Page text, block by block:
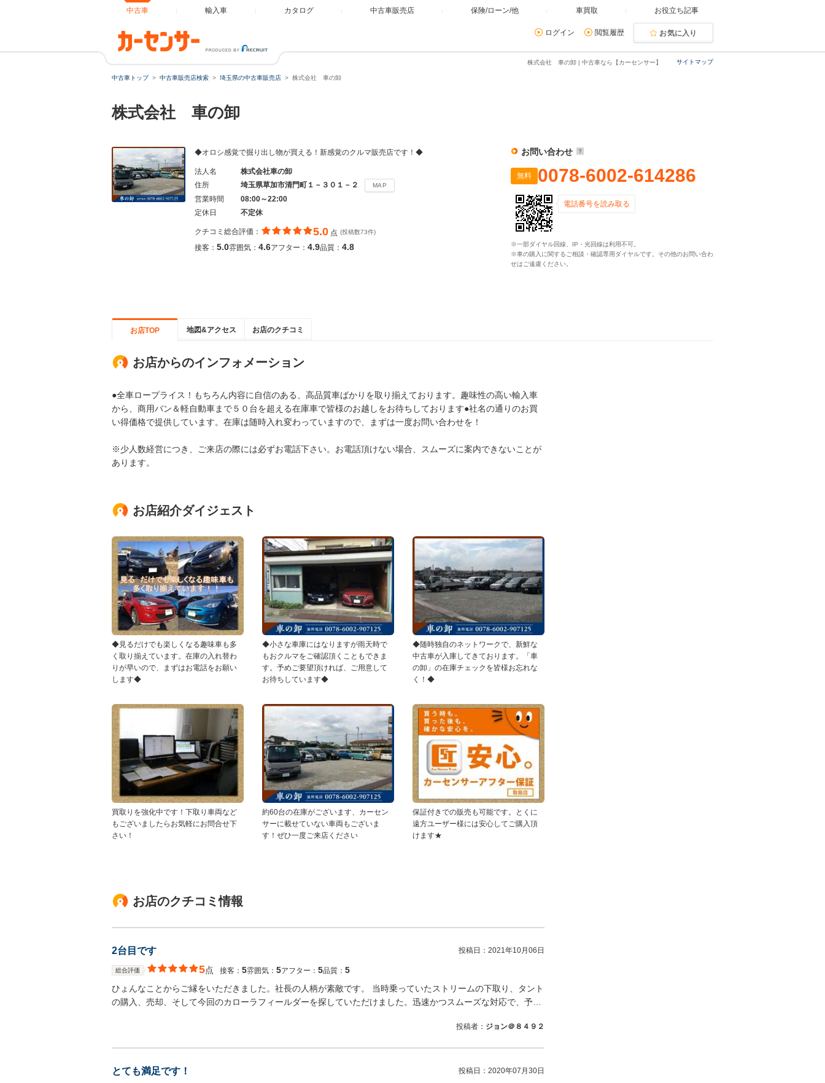
中古車 輸入車 カタログ 中古車販売店 保険/ローン/他 車買取 お役立ち記事
ログイン 閲覧履歴 お気に入り
サイトマップ
株式会社 車の卸 | 中古車なら【カーセンサー】
中古車トップ 中古車販売店検索 埼玉県の中古車販売店 株式会社 車の卸
株式会社 車の卸
◆オロシ感覚で掘り出し物が買える！新感覚のクルマ販売店です！◆
法人名
株式会社車の卸
住所
埼玉県草加市清門町１－３０１－２ MAP
営業時間
08:00～22:00
定休日
不定休
クチコミ総合評価： 5.0 点 (投稿数73件)
接客： 5.0雰囲気： 4.6アフター： 4.9品質： 4.8
お問い合わせ
無料 0078-6002-614286
電話番号を読み取る
※一部ダイヤル回線、IP・光回線は利用不可。
※車の購入に関するご相談・確認専用ダイヤルです。その他のお問い合わ
せはご遠慮ください。
お店TOP 地図&アクセス お店のクチコミ
お店からのインフォメーション
●全車ロープライス！もちろん内容に自信のある、高品質車ばかりを取り揃えております。趣味性の高い輸入車
から、商用バン＆軽自動車まで５０台を超える在庫車で皆様のお越しをお待ちしております●社名の通りのお買
い得価格で提供しています。在庫は随時入れ変わっていますので、まずは一度お問い合わせを！
※少人数経営につき、ご来店の際には必ずお電話下さい。お電話頂けない場合、スムーズに案内できないことが
あります。
お店紹介ダイジェスト
◆見るだけでも楽しくなる趣味車も多
く取り揃えています。在庫の入れ替わ
りが早いので、まずはお電話をお願い
します◆
◆小さな車庫にはなりますが雨天時で
もおクルマをご確認頂くこともできま
す。予めご要望頂ければ、ご用意して
お待ちしています◆
◆随時独自のネットワークで、新鮮な
中古車が入庫してきております。「車
の卸」の在庫チェックを皆様お忘れな
く！◆
買取りを強化中です！下取り車両など
もございましたらお気軽にお問合せ下
さい！
約60台の在庫がございます、カーセン
サーに載せていない車両もございま
す！ぜひ一度ご来店ください
保証付きでの販売も可能です。とくに
遠方ユーザー様には安心してご購入頂
けます★
お店のクチコミ情報
2台目です 投稿日： 2021年10月06日
総合評価 5点 接客： 5雰囲気： 5アフター： 5品質： 5
ひょんなことからご縁をいただきました。社長の人柄が素敵です。 当時乗っていたストリームの下取り、タント
の購入、売却、そして今回のカローラフィールダーを探していただけました。迅速かつスムーズな対応で、予…
投稿者： ジョン＠８４９２
とても満足です！ 投稿日： 2020年07月30日